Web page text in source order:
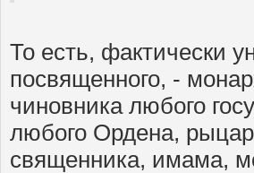
То есть, фактически
посвященного, -
чиновника любого
любого Ордена,
священника, имама,